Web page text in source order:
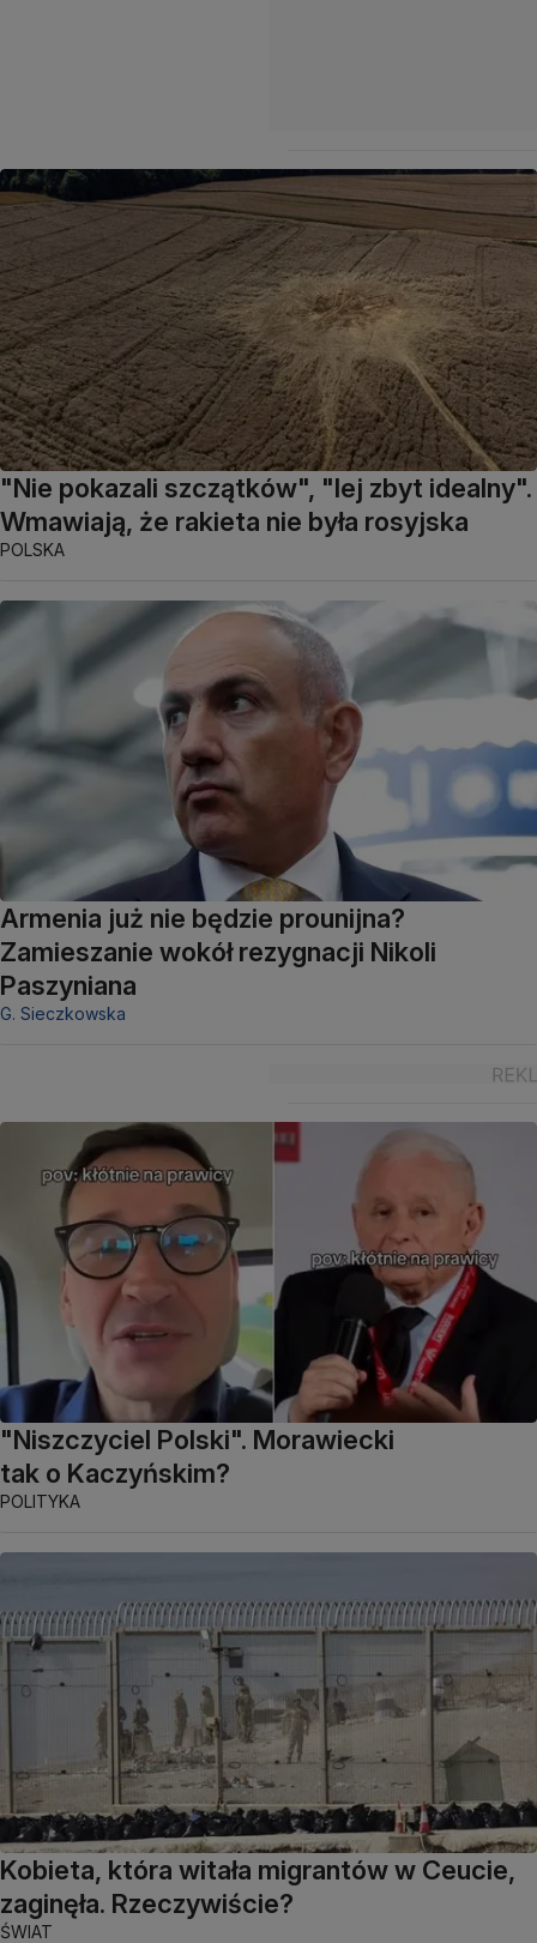
"Nie pokazali szczątków", "lej zbyt idealny".
Wmawiają, że rakieta nie była rosyjska
POLSKA
Armenia już nie będzie prounijna?
Zamieszanie wokół rezygnacji Nikoli
Paszyniana
G. Sieczkowska
"Niszczyciel Polski". Morawiecki
tak o Kaczyńskim?
POLITYKA
Kobieta, która witała migrantów w Ceucie,
zaginęła. Rzeczywiście?
ŚWIAT